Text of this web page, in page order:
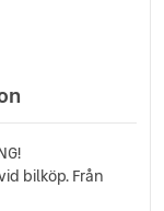
bilköp. Från